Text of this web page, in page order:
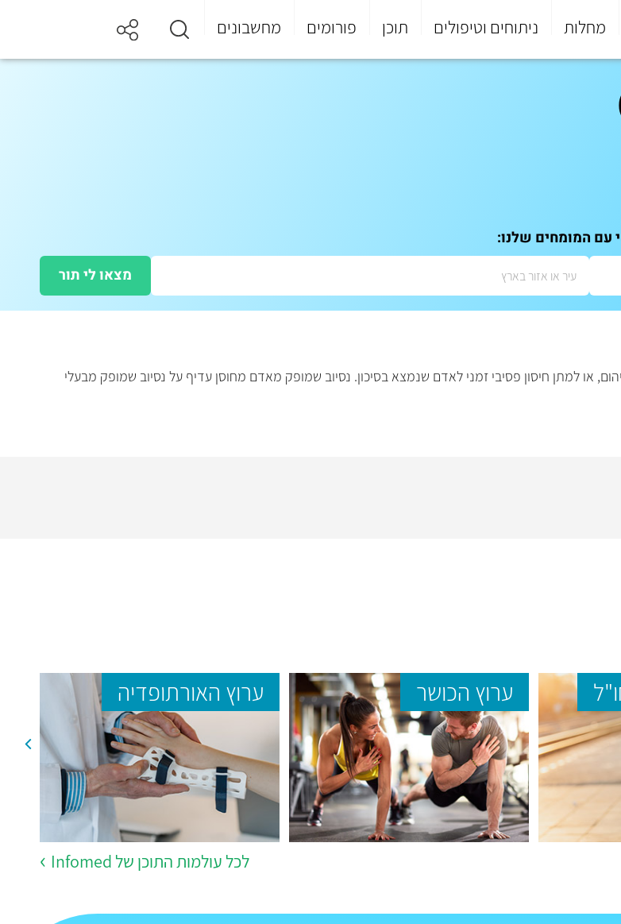
מחלות ניתוחים וטיפולים תוכן פורומים מחשבונים
מצאו לי תור
או למתן חיסון פסיבי זמני לאדם שנמצא בסיכון. נסיוב שמופק מאדם מחוסן עדיף על נסיוב שמופק מבעלי
ערוץ הכושר ערוץ האורתופדיה
לכל עולמות התוכן של Infomed